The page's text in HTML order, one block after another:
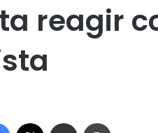
reagir
Facebook Compartilhar via e-mail